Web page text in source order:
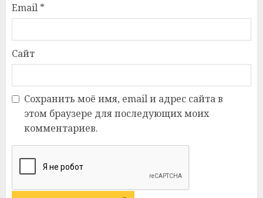
Email *
Сайт
Сохранить моё имя, email и адрес сайта в
этом браузере для последующих моих
комментариев.